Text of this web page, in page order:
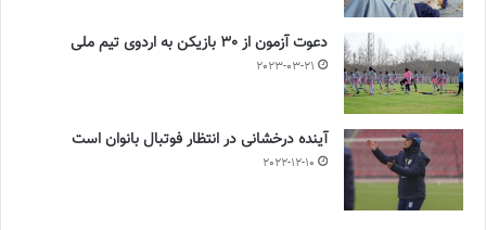
دعوت آزمون از 30 بازیکن به اردوی تیم ملی
2023-03-21
آینده درخشانی در انتظار فوتبال بانوان است
2022-12-10